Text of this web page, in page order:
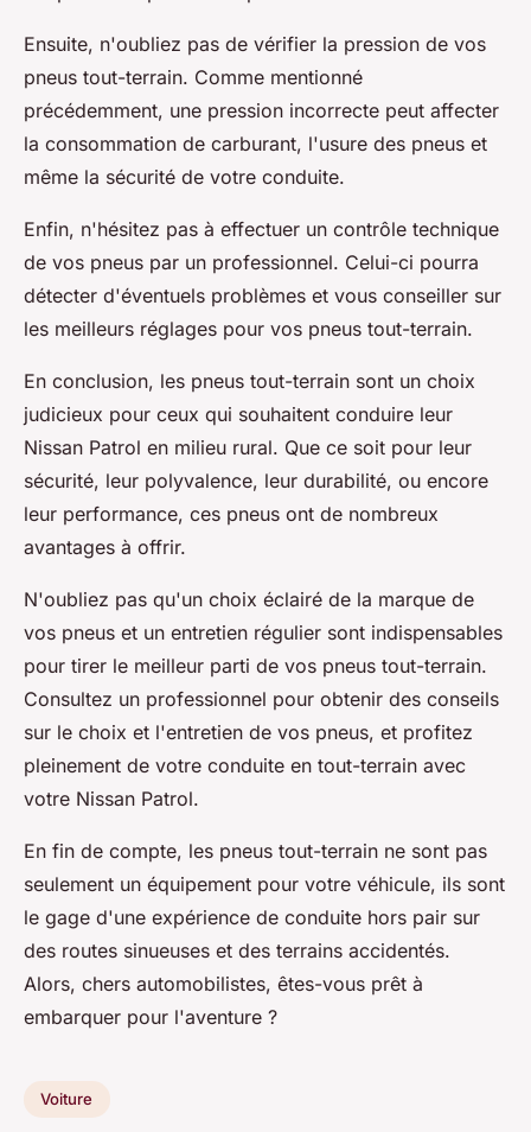
Ensuite, n'oubliez pas de vérifier la pression de vos
pneus tout-terrain. Comme mentionné
précédemment, une pression incorrecte peut affecter
la consommation de carburant, l'usure des pneus et
même la sécurité de votre conduite.
Enfin, n'hésitez pas à effectuer un contrôle technique
de vos pneus par un professionnel. Celui-ci pourra
détecter d'éventuels problèmes et vous conseiller sur
les meilleurs réglages pour vos pneus tout-terrain.
En conclusion, les pneus tout-terrain sont un choix
judicieux pour ceux qui souhaitent conduire leur
Nissan Patrol en milieu rural. Que ce soit pour leur
sécurité, leur polyvalence, leur durabilité, ou encore
leur performance, ces pneus ont de nombreux
avantages à offrir.
N'oubliez pas qu'un choix éclairé de la marque de
vos pneus et un entretien régulier sont indispensables
pour tirer le meilleur parti de vos pneus tout-terrain.
Consultez un professionnel pour obtenir des conseils
sur le choix et l'entretien de vos pneus, et profitez
pleinement de votre conduite en tout-terrain avec
votre Nissan Patrol.
En fin de compte, les pneus tout-terrain ne sont pas
seulement un équipement pour votre véhicule, ils sont
le gage d'une expérience de conduite hors pair sur
des routes sinueuses et des terrains accidentés.
Alors, chers automobilistes, êtes-vous prêt à
embarquer pour l'aventure ?
Voiture